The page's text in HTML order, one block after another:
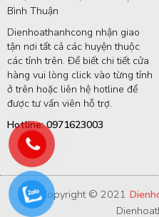
Bình Thuận
Dienhoathanhcong nhận giao
tận nơi tất cả các huyện thuộc
các tỉnh trên. Để biết chi tiết cửa
hàng vui lòng click vào từng tỉnh
ở trên hoặc liên hệ hotline để
được tư vấn viên hỗ trợ.
Hotline: 0971623003
Copyright © 2021